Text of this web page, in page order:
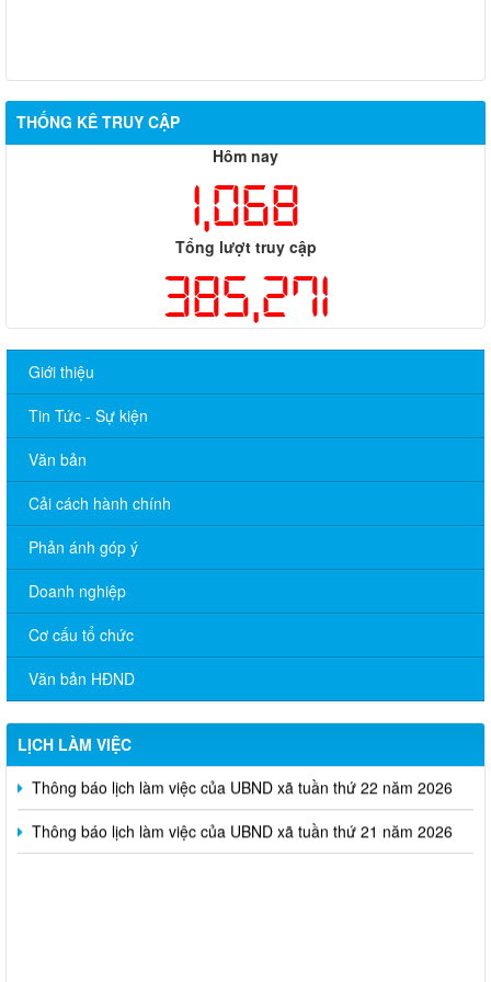
THỐNG KÊ TRUY CẬP
Hôm nay
1,068
Tổng lượt truy cập
385,271
Giới thiệu
Tin Tức - Sự kiện
Văn bản
Cải cách hành chính
Phản ánh góp ý
Doanh nghiệp
Cơ cấu tổ chức
Văn bản HĐND
LỊCH LÀM VIỆC
Thông báo lịch làm việc của Chủ tịch, Phó chủ tịch UBND xã
tuần thứ 24 năm 2026
Thông báo lịch làm việc của Chủ tịch, Phó chủ tịch UBND xã
tuần thứ 23 năm 2026
Thông báo lịch làm việc của UBND xã tuần thứ 22 năm 2026
Thông báo lịch làm việc của UBND xã tuần thứ 21 năm 2026